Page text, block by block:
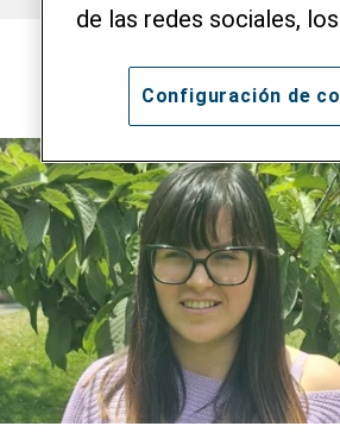
de las redes sociales,
Configuración de